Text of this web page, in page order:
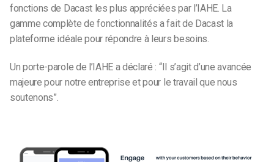
fonctions de Dacast les plus appréciées par l’IAHE. La
gamme complète de fonctionnalités a fait de Dacast la
plateforme idéale pour répondre à leurs besoins.
Un porte-parole de l’IAHE a déclaré : “Il s’agit d’une avancée
majeure pour notre entreprise et pour le travail que nous
soutenons”.